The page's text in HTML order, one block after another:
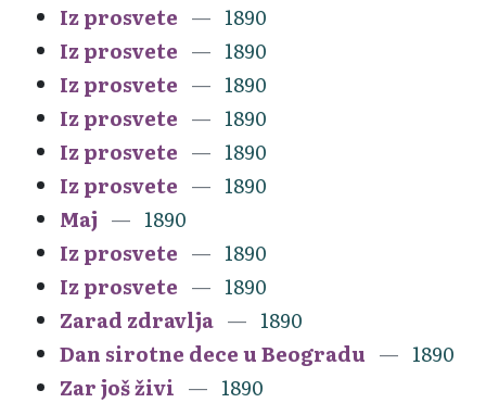
Iz prosvete
1890
Iz prosvete
1890
Iz prosvete
1890
Iz prosvete
1890
Iz prosvete
1890
Iz prosvete
1890
Maj
1890
Iz prosvete
1890
Iz prosvete
1890
Zarad zdravlja
1890
Dan sirotne dece u Beogradu
1890
Zar još živi
1890